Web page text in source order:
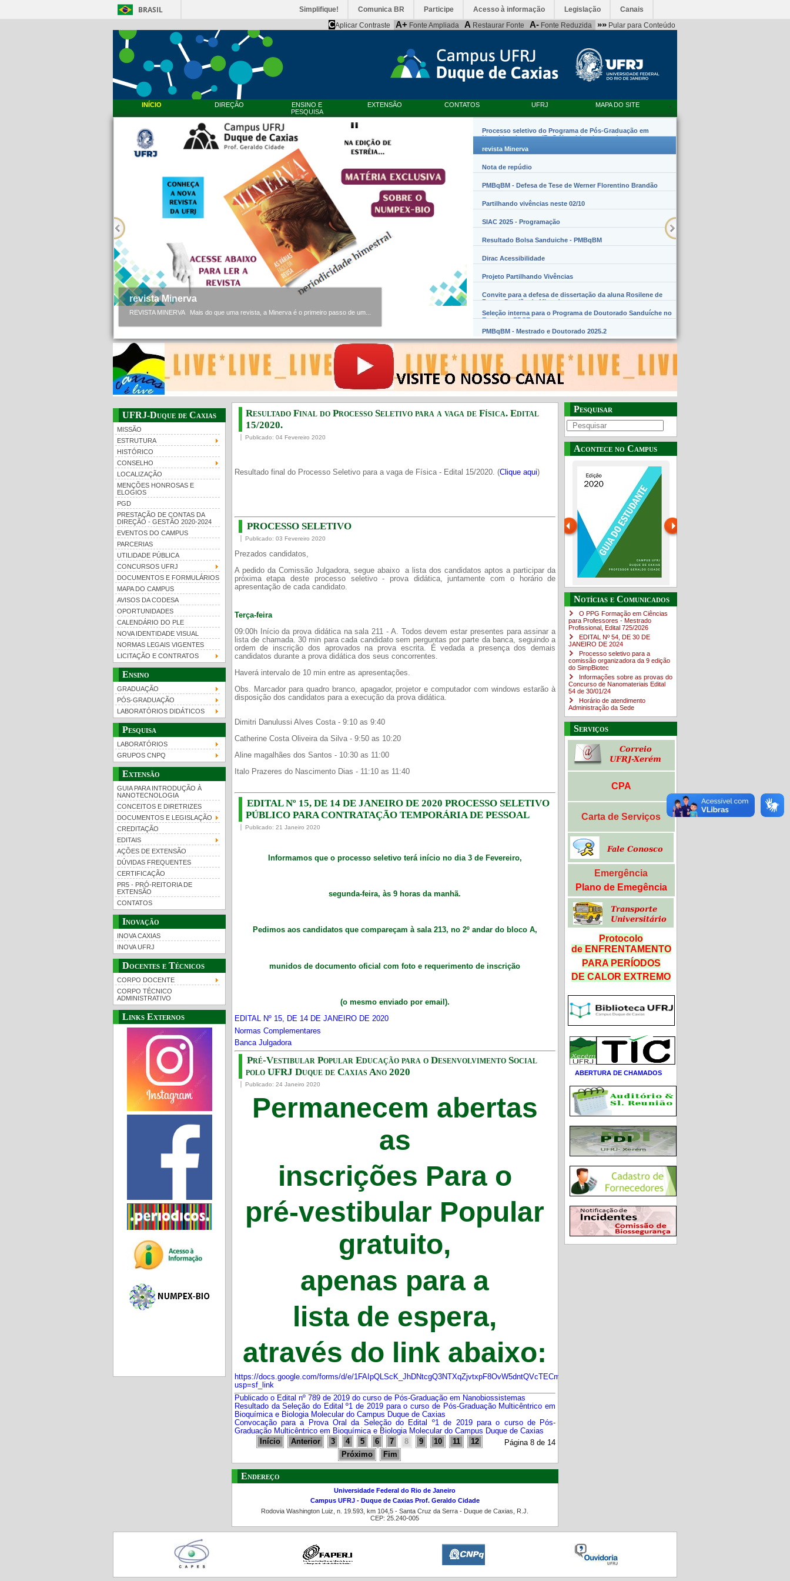
BRASIL Simplifique! Comunica BR Participe Acesso à informação Legislação Canais
CAplicar Contraste A+ Fonte Ampliada A Restaurar Fonte A- Fonte Reduzida »» Pular para Conteúdo
INÍCIO DIREÇÃO
ENSINO E
PESQUISA
EXTENSÃO CONTATOS UFRJ MAPA DO SITE
revista Minerva
REVISTA MINERVA Mais do que uma revista, a Minerva é o primeiro passo de um...
Processo seletivo do Programa de Pós-Graduação em
Nanobiossistemas (PpG Nanobiossistemas)
revista Minerva
Nota de repúdio
PMBqBM - Defesa de Tese de Werner Florentino Brandão
Partilhando vivências neste 02/10
SIAC 2025 - Programação
Resultado Bolsa Sanduiche - PMBqBM
Dirac Acessibilidade
Projeto Partilhando Vivências
Convite para a defesa de dissertação da aluna Rosilene de
Barros Damião de Miranda
Seleção interna para o Programa de Doutorado Sanduíche no
Exterior – PDSE
PMBqBM - Mestrado e Doutorado 2025.2
UFRJ-Duque de Caxias
MISSÃO
ESTRUTURA
HISTÓRICO
CONSELHO
LOCALIZAÇÃO
MENÇÕES HONROSAS E
ELOGIOS
PGD
PRESTAÇÃO DE CONTAS DA
DIREÇÃO - GESTÃO 2020-2024
EVENTOS DO CAMPUS
PARCERIAS
UTILIDADE PÚBLICA
CONCURSOS UFRJ
DOCUMENTOS E FORMULÁRIOS
MAPA DO CAMPUS
AVISOS DA CODESA
OPORTUNIDADES
CALENDÁRIO DO PLE
NOVA IDENTIDADE VISUAL
NORMAS LEGAIS VIGENTES
LICITAÇÃO E CONTRATOS
Ensino
GRADUAÇÃO
PÓS-GRADUAÇÃO
LABORATÓRIOS DIDÁTICOS
Pesquisa
LABORATÓRIOS
GRUPOS CNPQ
Extensão
GUIA PARA INTRODUÇÃO À
NANOTECNOLOGIA
CONCEITOS E DIRETRIZES
DOCUMENTOS E LEGISLAÇÃO
CREDITAÇÃO
EDITAIS
AÇÕES DE EXTENSÃO
DÚVIDAS FREQUENTES
CERTIFICAÇÃO
PR5 - PRÓ-REITORIA DE
EXTENSÃO
CONTATOS
Inovação
INOVA CAXIAS
INOVA UFRJ
Docentes e Técnicos
CORPO DOCENTE
CORPO TÉCNICO
ADMINISTRATIVO
Links Externos
Resultado Final do Processo Seletivo para a vaga de Física. Edital
15/2020.
Publicado: 04 Fevereiro 2020
Resultado final do Processo Seletivo para a vaga de Física - Edital 15/2020. (Clique aqui)
PROCESSO SELETIVO
Publicado: 03 Fevereiro 2020
Prezados candidatos,
A pedido da Comissão Julgadora, segue abaixo a lista dos candidatos aptos a participar da
próxima etapa deste processo seletivo - prova didática, juntamente com o horário de
apresentação de cada candidato.
Terça-feira
09:00h Início da prova didática na sala 211 - A. Todos devem estar presentes para assinar a
lista de chamada. 30 min para cada candidato sem perguntas por parte da banca, seguindo a
ordem de inscrição dos aprovados na prova escrita. É vedada a presença dos demais
candidatos durante a prova didática dos seus concorrentes.
Haverá intervalo de 10 min entre as apresentações.
Obs. Marcador para quadro branco, apagador, projetor e computador com windows estarão à
disposição dos candidatos para a execução da prova didática.
Dimitri Danulussi Alves Costa - 9:10 as 9:40
Catherine Costa Oliveira da Silva - 9:50 as 10:20
Aline magalhães dos Santos - 10:30 as 11:00
Italo Prazeres do Nascimento Dias - 11:10 as 11:40
EDITAL Nº 15, DE 14 DE JANEIRO DE 2020 PROCESSO SELETIVO
PÚBLICO PARA CONTRATAÇÃO TEMPORÁRIA DE PESSOAL
Publicado: 21 Janeiro 2020
Informamos que o processo seletivo terá início no dia 3 de Fevereiro,
segunda-feira, às 9 horas da manhã.
Pedimos aos candidatos que compareçam à sala 213, no 2º andar do bloco A,
munidos de documento oficial com foto e requerimento de inscrição
(o mesmo enviado por email).
EDITAL Nº 15, DE 14 DE JANEIRO DE 2020
Normas Complementares
Banca Julgadora
Pré-Vestibular Popular Educação para o Desenvolvimento Social
polo UFRJ Duque de Caxias Ano 2020
Publicado: 24 Janeiro 2020
Permanecem abertas
as
inscrições Para o
pré-vestibular Popular
gratuito,
apenas para a
lista de espera,
através do link abaixo:
https://docs.google.com/forms/d/e/1FAIpQLScK_JhDNtcgQ3NTXqZjvtxpF8OvW5dntQVcTECm5Knl7BCdSg/viewform?
usp=sf_link
Publicado o Edital nº 789 de 2019 do curso de Pós-Graduação em Nanobiossistemas
Resultado da Seleção do Edital º1 de 2019 para o curso de Pós-Graduação Multicêntrico em
Bioquímica e Biologia Molecular do Campus Duque de Caxias
Convocação para a Prova Oral da Seleção do Edital º1 de 2019 para o curso de Pós-
Graduação Multicêntrico em Bioquímica e Biologia Molecular do Campus Duque de Caxias
Página 8 de 14
Início Anterior 3 4 5 6 7 8 9 10 11
12
Próximo
Fim
Endereço
Universidade Federal do Rio de Janeiro
Campus UFRJ - Duque de Caxias Prof. Geraldo Cidade
Rodovia Washington Luiz, n. 19.593, km 104,5 - Santa Cruz da Serra - Duque de Caxias, R.J.
CEP: 25.240-005
Pesquisar
Acontece no Campus
Guia do estudante
UFRJ 100 anos Notícias e Comunicados
O PPG Formação em Ciências
para Professores - Mestrado
Profissional, Edital ​725/202​6
EDITAL Nº 54, DE 30 DE
JANEIRO DE 2024
Processo seletivo para a
comissão organizadora da 9 edição
do SimpBiotec
Informações sobre as provas do
Concurso de Nanomateriais Edital
54 de 30/01/24
Horário de atendimento
Administração da Sede
Serviços
CPA
Carta de Serviços
Emergência
Plano de Emegência
Protocolo
de ENFRENTAMENTO
PARA PERÍODOS
DE CALOR EXTREMO
ABERTURA DE CHAMADOS